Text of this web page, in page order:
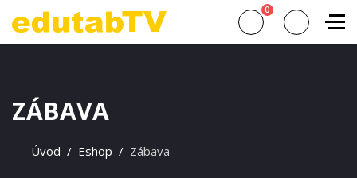
0
ZÁBAVA
Úvod Eshop Zábava